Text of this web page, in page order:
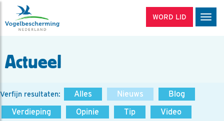
WORD LID
Actueel
Verfijn resultaten: Alles Nieuws
Blog
Verdieping
Opinie Tip
Video